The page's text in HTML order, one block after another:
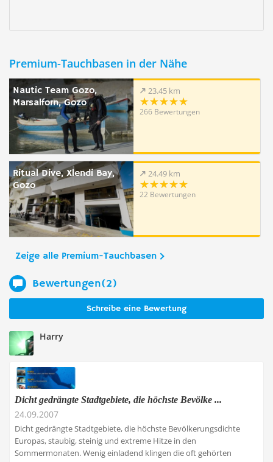
Premium-Tauchbasen in der Nähe
Nautic Team Gozo,
Marsalforn, Gozo
23.45 km
266 Bewertungen
Ritual Dive, Xlendi Bay,
Gozo
24.49 km
22 Bewertungen
Zeige alle Premium-Tauchbasen
Bewertungen(2)
Schreibe eine Bewertung
Harry
Dicht gedrängte Stadtgebiete, die höchste Bevölke ...
24.09.2007
Dicht gedrängte Stadtgebiete, die höchste Bevölkerungsdichte
Europas, staubig, steinig und extreme Hitze in den
Sommermonaten. Wenig einladend klingen die oft gehörten